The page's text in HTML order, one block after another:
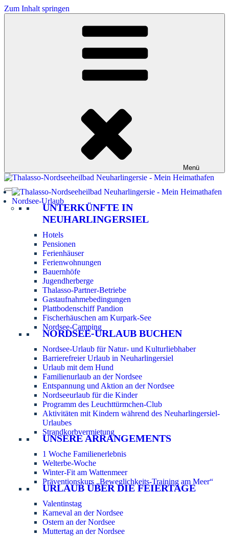
Zum Inhalt springen
Menü
Nordsee-Urlaub
UNTERKÜNFTE IN
NEUHARLINGERSIEL
Hotels
Pensionen
Ferienhäuser
Ferienwohnungen
Bauernhöfe
Jugendherberge
Thalasso-Partner-Betriebe
Gastaufnahmebedingungen
Plattbodenschiff Pandion
Fischerhäuschen am Kurpark-See
Nordsee-Camping
NORDSEE-URLAUB BUCHEN
Nordsee-Urlaub für Natur- und Kulturliebhaber
Barrierefreier Urlaub in Neuharlingersiel
Urlaub mit dem Hund
Familienurlaub an der Nordsee
Entspannung und Aktion an der Nordsee
Nordseeurlaub für die Kinder
Programm des Leuchttürmchen-Club
Aktivitäten mit Kindern während des Neuharlingersiel-
Urlaubes
Strandkorbvermietung
UNSERE ARRANGEMENTS
1 Woche Familienerlebnis
Welterbe-Woche
Winter-Fit am Wattenmeer
Präventionskurs „Beweglichkeits-Training am Meer“
URLAUB ÜBER DIE FEIERTAGE
Valentinstag
Karneval an der Nordsee
Ostern an der Nordsee
Muttertag an der Nordsee